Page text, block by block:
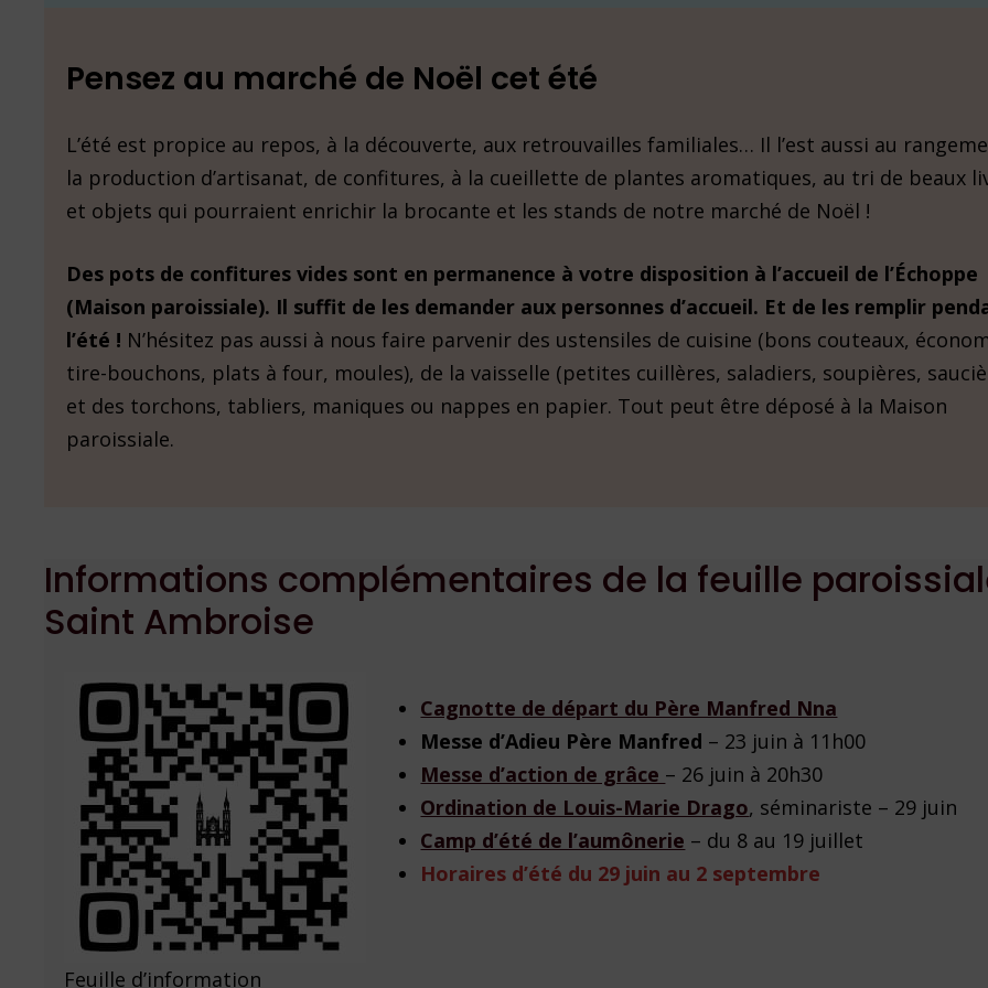
Pensez au marché de Noël cet été
L’été est propice au repos, à la découverte, aux retrouvailles familiales… Il l’est aussi au
la production d’artisanat, de confitures, à la cueillette de plantes aromatiques, au tri de beaux
et objets qui pourraient enrichir la brocante et les stands de notre marché de Noël !
Des pots de confitures vides sont en permanence à votre disposition à l’accueil de l’Échoppe
(Maison paroissiale). Il suffit de les demander aux personnes d’accueil. Et de les remplir
l’été ! N’hésitez pas aussi à nous faire parvenir des ustensiles de cuisine (bons couteaux,
tire-bouchons, plats à four, moules), de la vaisselle (petites cuillères, saladiers, soupières,
et des torchons, tabliers, maniques ou nappes en papier. Tout peut être déposé à la Maison
paroissiale.
Informations complémentaires de la feuille
Saint Ambroise
Feuille d’information
Cagnotte de départ du Père Manfred Nna
Messe d’Adieu Père Manfred – 23 juin à 11h00
Messe d’action de grâce – 26 juin à 20h30
Ordination de Louis-Marie Drago, séminariste – 29 juin
Camp d’été de l’aumônerie – du 8 au 19 juillet
Horaires d’été du 29 juin au 2 septembre